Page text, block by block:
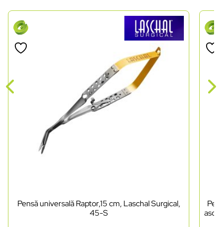
Pensă universală Raptor,15 cm, Laschal Surgical,
45-S